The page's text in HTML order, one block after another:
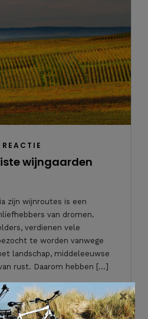
wijngaarden
zijn wijnroutes is een
van dromen.
verdienen vele
te worden vanwege
landschap, middeleeuwse
rust. Daarom hebben […]
×